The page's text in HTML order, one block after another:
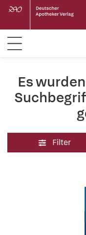
Es
Filter